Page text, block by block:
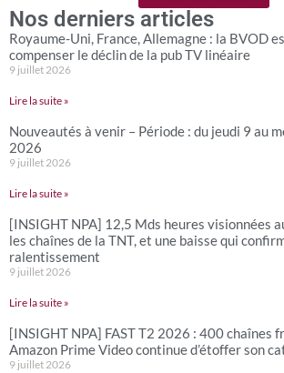
Nos derniers articles
Royaume-Uni, France, Allemagne : la BVOD
compenser le déclin de la pub TV linéaire
9 juillet 2026
Lire la suite »
Nouveautés à venir – Période : du jeudi 9 au
2026
9 juillet 2026
Lire la suite »
[INSIGHT NPA] 12,5 Mds heures visionnées
les chaînes de la TNT, et une baisse qui
ralentissement
9 juillet 2026
Lire la suite »
[INSIGHT NPA] FAST T2 2026 : 400 chaînes
Amazon Prime Video continue d’étoffer son
9 juillet 2026